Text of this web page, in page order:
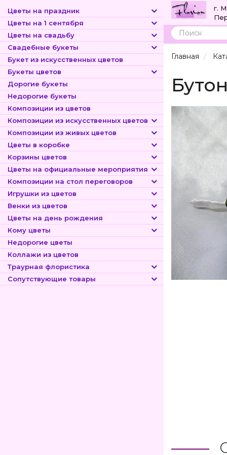
Цветы на праздник
Цветы на 1 сентября
Цветы на свадьбу
Свадебные букеты
Букет из искусственных цветов
Букеты цветов
Дорогие букеты
Недорогие букеты
Композиции из цветов
Композиции из искусственных цветов
Композиции из живых цветов
Цветы в коробке
Корзины цветов
Цветы на официальные мероприятия
Композиции на стол переговоров
Игрушки из цветов
Венки из цветов
Цветы на день рождения
Кому цветы
Недорогие цветы
Коллажи из цветов
Траурная флористика
Сопутствующие товары
г.
Поиск
Главная